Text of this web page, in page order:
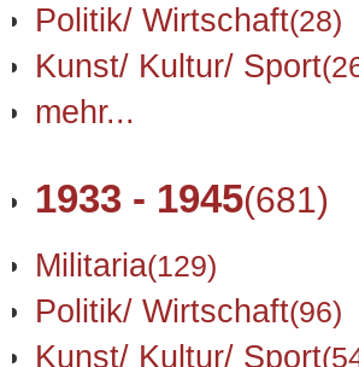
Politik/ Wirtschaft(28)
Kunst/ Kultur/ Sport
mehr...
1933 - 1945(681)
Militaria(129)
Politik/ Wirtschaft(96)
Kunst/ Kultur/ Sport